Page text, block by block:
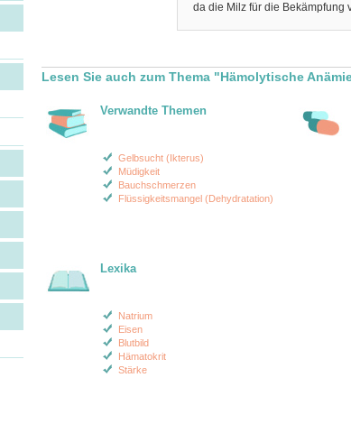
da die Milz für die Bekämpfung
Lesen Sie auch zum Thema "Hämolytische
Verwandte Themen
Gelbsucht (Ikterus)
Müdigkeit
Bauchschmerzen
Flüssigkeitsmangel (Dehydratation)
Lexika
Natrium
Eisen
Blutbild
Hämatokrit
Stärke